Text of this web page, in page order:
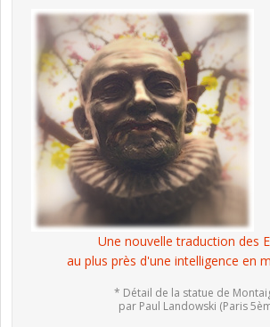
Une nouvelle traduction des
au plus près d'une intelligence en
* Détail de la statue de
par Paul Landowski (Paris